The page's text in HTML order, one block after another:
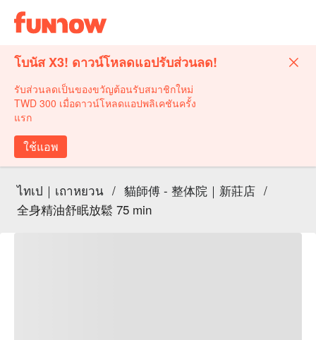
โบนัส X3! ดาวน์โหลดแอปรับส่วนลด!
รับส่วนลดเป็นของขวัญต้อนรับสมาชิกใหม่
TWD 300 เมื่อดาวน์โหลดแอปพลิเคชันครั้ง
แรก
ใช้แอพ
ไทเป｜เถาหยวน / 貓師傅 - 整体院｜新莊店 /
全身精油舒眠放鬆 75 min